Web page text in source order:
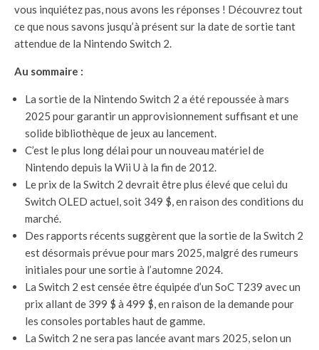
vous inquiétez pas, nous avons les réponses ! Découvrez tout
ce que nous savons jusqu’à présent sur la date de sortie tant
attendue de la Nintendo Switch 2.
Au sommaire :
La sortie de la Nintendo Switch 2 a été repoussée à mars
2025 pour garantir un approvisionnement suffisant et une
solide bibliothèque de jeux au lancement.
C’est le plus long délai pour un nouveau matériel de
Nintendo depuis la Wii U à la fin de 2012.
Le prix de la Switch 2 devrait être plus élevé que celui du
Switch OLED actuel, soit 349 $, en raison des conditions du
marché.
Des rapports récents suggèrent que la sortie de la Switch 2
est désormais prévue pour mars 2025, malgré des rumeurs
initiales pour une sortie à l’automne 2024.
La Switch 2 est censée être équipée d’un SoC T239 avec un
prix allant de 399 $ à 499 $, en raison de la demande pour
les consoles portables haut de gamme.
La Switch 2 ne sera pas lancée avant mars 2025, selon un